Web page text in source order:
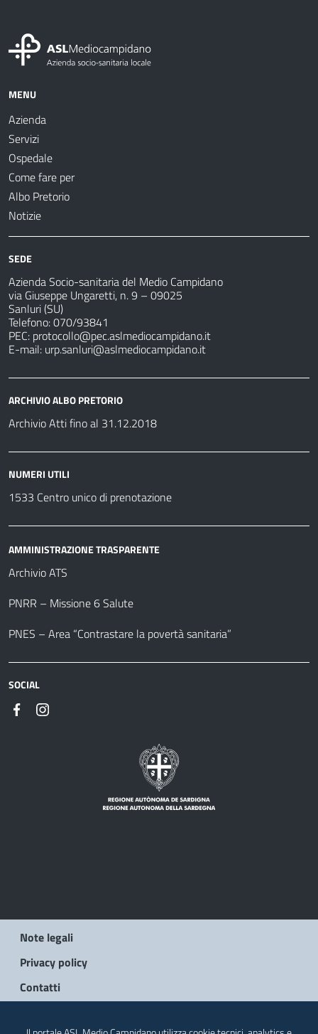
MENU
Azienda
Servizi
Ospedale
Come fare per
Albo Pretorio
Notizie
SEDE
Azienda Socio-sanitaria del Medio Campidano
via Giuseppe Ungaretti, n. 9 – 09025
Sanluri (SU)
Telefono: 070/93841
PEC: protocollo@pec.aslmediocampidano.it
E-mail: urp.sanluri@aslmediocampidano.it
ARCHIVIO ALBO PRETORIO
Archivio Atti fino al 31.12.2018
NUMERI UTILI
1533 Centro unico di prenotazione
AMMINISTRAZIONE TRASPARENTE
Archivio ATS
PNRR – Missione 6 Salute
PNES – Area “Contrastare la povertà sanitaria”
SOCIAL
Note legali
Privacy policy
Contatti